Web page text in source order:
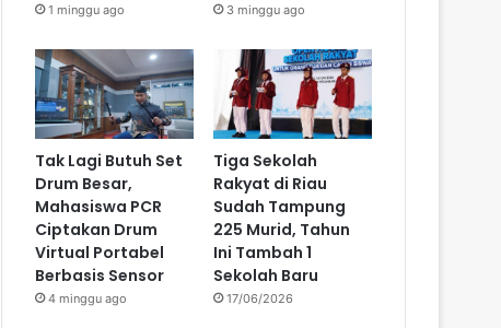
1 minggu ago 3 minggu ago
Tak Lagi Butuh Set
Drum Besar,
Mahasiswa PCR
Ciptakan Drum
Virtual Portabel
Berbasis Sensor
4 minggu ago
Tiga Sekolah
Rakyat di Riau
Sudah Tampung
225 Murid, Tahun
Ini Tambah 1
Sekolah Baru
17/06/2026